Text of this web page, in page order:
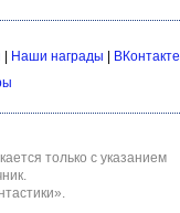
| Наши награды | ВКонтакте
только с указанием